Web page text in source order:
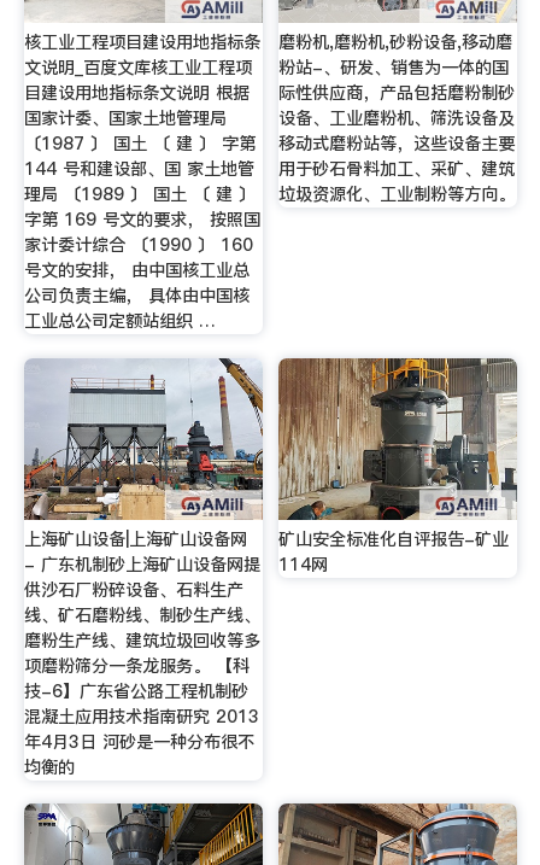
核工业工程项目建设用地指标条
文说明_百度文库核工业工程项
目建设用地指标条文说明 根据
国家计委、国家土地管理局
〔1987 〕 国土 〔 建 〕 字第
144 号和建设部、国 家土地管
理局 〔1989 〕 国土 〔 建 〕
字第 169 号文的要求， 按照国
家计委计综合 〔1990 〕 160
号文的安排， 由中国核工业总
公司负责主编， 具体由中国核
工业总公司定额站组织 …
磨粉机,磨粉机,砂粉设备,移动磨
粉站-、研发、销售为一体的国
际性供应商，产品包括磨粉制砂
设备、工业磨粉机、筛洗设备及
移动式磨粉站等，这些设备主要
用于砂石骨料加工、采矿、建筑
垃圾资源化、工业制粉等方向。
上海矿山设备|上海矿山设备网
- 广东机制砂上海矿山设备网提
供沙石厂粉碎设备、石料生产
线、矿石磨粉线、制砂生产线、
磨粉生产线、建筑垃圾回收等多
项磨粉筛分一条龙服务。 【科
技-6】广东省公路工程机制砂
混凝土应用技术指南研究 2013
年4月3日 河砂是一种分布很不
均衡的
矿山安全标准化自评报告-矿业
114网